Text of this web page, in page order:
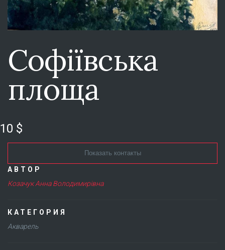
Софіївська
площа
10 $
Показать контакты
АВТОР
Козачук Анна Володимирівна
КАТЕГОРИЯ
Акварель